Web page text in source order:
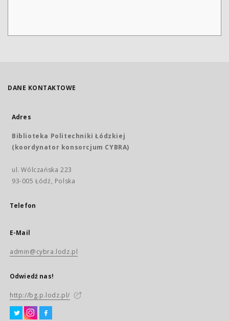
DANE KONTAKTOWE
Adres
Biblioteka Politechniki Łódzkiej
(koordynator konsorcjum CYBRA)
ul. Wólczańska 223
93-005 Łódź, Polska
Telefon
E-Mail
admin@cybra.lodz.pl
Odwiedź nas!
http://bg.p.lodz.pl/